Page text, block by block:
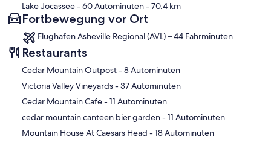
Lake Jocassee- 60 Autominuten- 70.4 km
Fortbewegung vor Ort
Flughafen Asheville Regional (AVL) – 44 Fahrminuten
Restaurants
‪Cedar Mountain Outpost - ‬8 Autominuten
‪Victoria Valley Vineyards - ‬37 Autominuten
‪Cedar Mountain Cafe - ‬11 Autominuten
‪cedar mountain canteen bier garden - ‬11 Autominuten
‪Mountain House At Caesars Head - ‬18 Autominuten